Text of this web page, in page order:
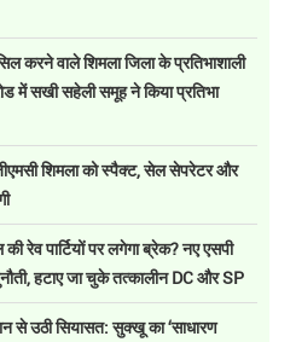
करने वाले शिमला जिला के प्रतिभाशाली
में सखी सहेली समूह ने किया प्रतिभा
शिमला को स्पैक्ट, सेल सेपरेटर और
पार्टियों पर लगेगा ब्रेक? नए एसपी
हटाए जा चुके तत्कालीन DC और SP
उठी सियासत: सुक्खू का ‘साधारण